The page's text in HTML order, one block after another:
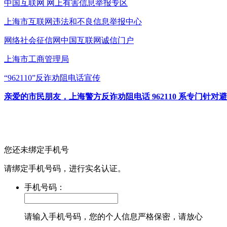
中国互联网 网上有害信息举报专区
上海市互联网违法和不良信息举报中心
网络社会征信网中国互联网诚信门户
上海市工商管理局
“962110”反诈劝阻电话宣传
亲爱的市民朋友，上海警方反诈劝阻电话 962110 系专门针
您还未绑定手机号
请绑定手机号码，进行实名认证。
手机号码：
请输入手机号码，您的个人信息严格保密，请放心